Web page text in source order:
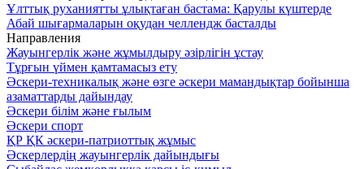
Ұлттық руханиятты ұлықтаған бастама: Қарулы күштерде
Абай шығармаларын оқудан челлендж басталды
Направления
Жауынгерлік және жұмылдыру әзірлігін ұстау
Тұрғын үймен қамтамасыз ету
Әскери-техникалық және өзге әскери мамандықтар бойынша
азаматтарды дайындау
Әскери білім және ғылым
Әскери спорт
ҚР ҚК әскери-патриоттық жұмыс
Әскерлердің жауынгерлік дайындығы